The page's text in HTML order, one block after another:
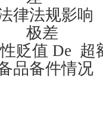
律法规影响
极差
贬值 De 超
品备件情况